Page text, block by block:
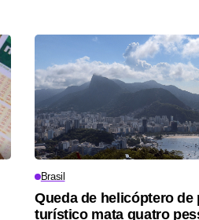
Brasil
Queda de helicóptero de
turístico mata quatro